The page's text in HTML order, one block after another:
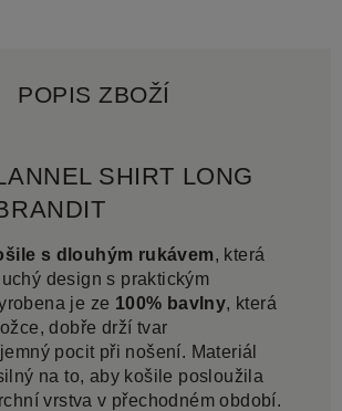
POPIS ZBOŽÍ
SHIRT LONG
s dlouhým rukávem, která
design s praktickým
je ze 100% bavlny, která
dobře drží tvar
pocit při nošení. Materiál
na to, aby košile posloužila
vrstva v přechodném období.